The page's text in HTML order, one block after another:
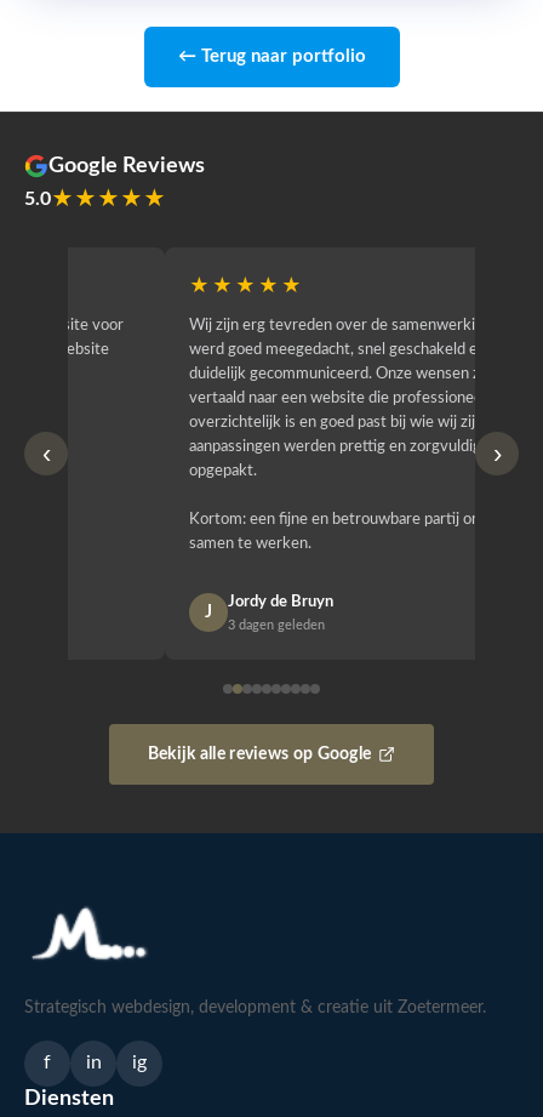
← Terug naar portfolio
Google Reviews
5.0★★★★★
‹
Wij zijn erg tevreden over de samenwerking. Er
werd goed meegedacht, snel geschakeld en
duidelijk gecommuniceerd. Onze wensen zijn
vertaald naar een website die professioneel oogt,
overzichtelijk is en goed past bij wie wij zijn. Ook
aanpassingen werden prettig en zorgvuldig
Kortom: een fijne en betrouwbare partij om mee
samen te werken.
Jordy de Bruyn
3 dagen geleden
›
Bekijk alle reviews op Google
Strategisch webdesign, development & creatie uit Zoetermeer.
f in ig
Diensten